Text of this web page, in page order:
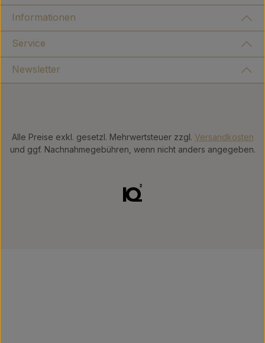
Informationen
Service
Newsletter
Alle Preise exkl. gesetzl. Mehrwertsteuer zzgl. Versandkosten
und ggf. Nachnahmegebühren, wenn nicht anders angegeben.